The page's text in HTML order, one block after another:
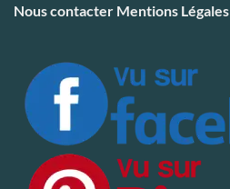
Nous contacter Mentions Légales